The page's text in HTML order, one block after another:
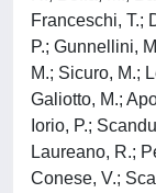
Franceschi, T.;
P.; Gunnellini,
M.; Sicuro, M.;
Galiotto, M.;
Iorio, P.;
Laureano, R.;
Conese, V.;